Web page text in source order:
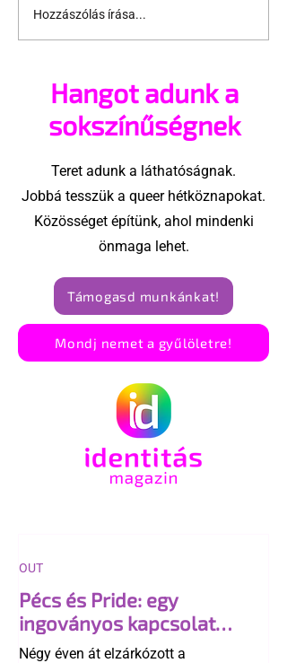
Jonathan Bailey új
szerepben tér vissza
Hozzászólás írása...
Hangot adunk a
sokszínűségnek
Teret adunk a láthatóságnak.
Jobbá tesszük a queer hétköznapokat.
Közösséget építünk, ahol mindenki
önmaga lehet.
Támogasd munkánkat!
Mondj nemet a gyűlöletre!
Pécs és Pride: egy
ingoványos kapcsolat
története
Négy éven át elzárkózott a
OUT